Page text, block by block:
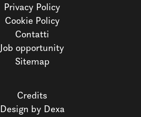
Privacy Policy
Cookie Policy
Contatti
Job opportunity
Sitemap
Credits
Design by Dexa